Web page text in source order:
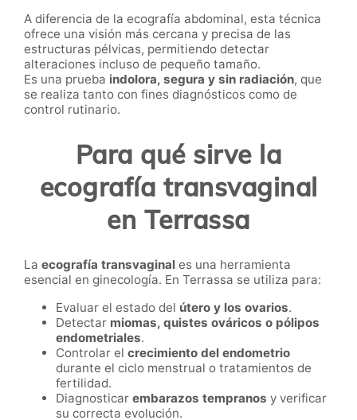
A diferencia de la ecografía abdominal, esta técnica
ofrece una visión más cercana y precisa de las
estructuras pélvicas, permitiendo detectar
alteraciones incluso de pequeño tamaño.
Es una prueba indolora, segura y sin radiación, que
se realiza tanto con fines diagnósticos como de
control rutinario.
Para qué sirve la
ecografía transvaginal
en Terrassa
La ecografía transvaginal es una herramienta
esencial en ginecología. En Terrassa se utiliza para:
Evaluar el estado del útero y los ovarios.
Detectar miomas, quistes ováricos o pólipos
endometriales.
Controlar el crecimiento del endometrio
durante el ciclo menstrual o tratamientos de
fertilidad.
Diagnosticar embarazos tempranos y verificar
su correcta evolución.